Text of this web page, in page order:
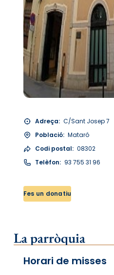
Adreça: C/Sant Josep 7
Població: Mataró
Codi postal: 08302
Telèfon: 93 755 31 96
Fes un donatiu
La parròquia
Horari de misses